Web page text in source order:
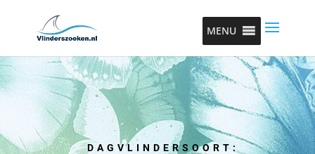
MENU
DAGVLINDERSOORT: